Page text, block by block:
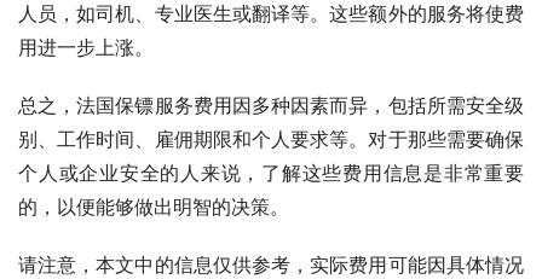
人员，如司机、专业医生或翻译等。这些额外的服务将使费
用进一步上涨。
总之，法国保镖服务费用因多种因素而异，包括所需安全级
别、工作时间、雇佣期限和个人要求等。对于那些需要确保
个人或企业安全的人来说，了解这些费用信息是非常重要
的，以便能够做出明智的决策。
请注意，本文中的信息仅供参考，实际费用可能因具体情况